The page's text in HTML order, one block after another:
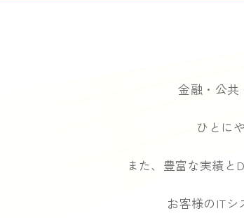
金融・公共
ひとに
また、豊富な実績と
お客様のITシ